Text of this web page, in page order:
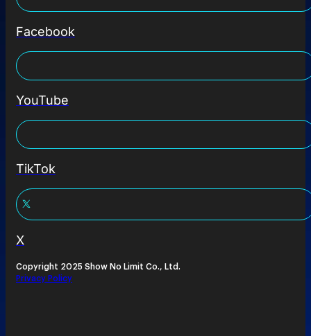
Facebook
YouTube
TikTok
X
Copyright 2025 Show No Limit Co., Ltd.
Privacy Policy